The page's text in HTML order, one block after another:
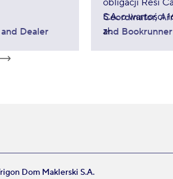
Dealer
Coordinator,
and Bookrunner
Dom Maklerski S.A.